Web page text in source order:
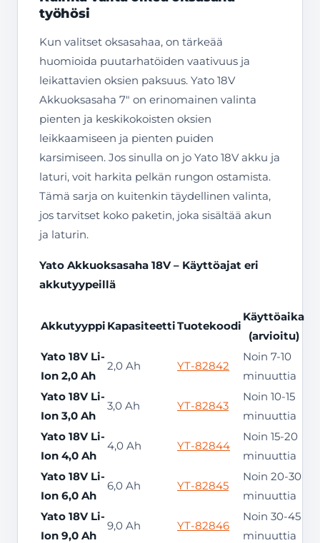
työhösi
Kun valitset oksasahaa, on tärkeää
huomioida puutarhatöiden vaativuus ja
leikattavien oksien paksuus. Yato 18V
Akkuoksasaha 7″ on erinomainen valinta
pienten ja keskikokoisten oksien
leikkaamiseen ja pienten puiden
karsimiseen. Jos sinulla on jo Yato 18V akku ja
laturi, voit harkita pelkän rungon ostamista.
Tämä sarja on kuitenkin täydellinen valinta,
jos tarvitset koko paketin, joka sisältää akun
ja laturin.
Yato Akkuoksasaha 18V – Käyttöajat eri
akkutyypeillä
Akkutyyppi KapasiteettiTuotekoodi
Käyttöaika
(arvioitu)
Yato 18V Li-
Ion 2,0 Ah
2,0 Ah YT-82842
Noin 7-10
minuuttia
Yato 18V Li-
Ion 3,0 Ah
3,0 Ah YT-82843
Noin 10-15
minuuttia
Yato 18V Li-
Ion 4,0 Ah
4,0 Ah YT-82844
Noin 15-20
minuuttia
Yato 18V Li-
Ion 6,0 Ah
6,0 Ah YT-82845
Noin 20-30
minuuttia
Yato 18V Li-
Ion 9,0 Ah
9,0 Ah YT-82846
Noin 30-45
minuuttia